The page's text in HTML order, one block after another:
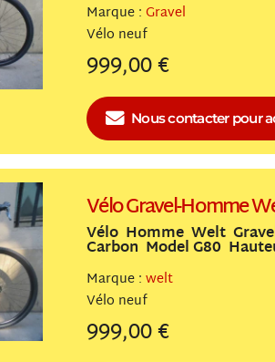
Marque :Gravel
Vélo neuf
999,00 €
Nous contacterpour
Vélo Gravel-Homme
Vélo Homme Welt
Carbon Model G80
Marque :welt
Vélo neuf
999,00 €